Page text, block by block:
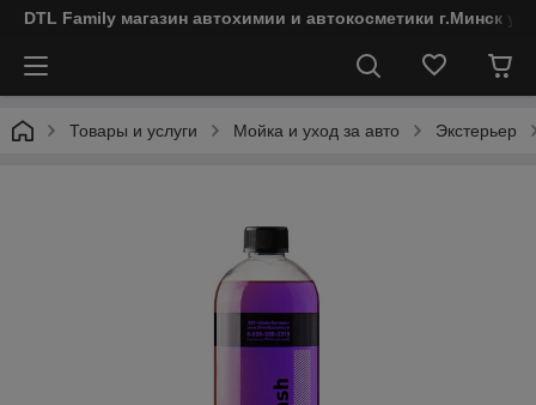
DTL Family магазин автохимии и автокосметики г.Минск
Товары и услуги Мойка и уход за авто Экстерьер